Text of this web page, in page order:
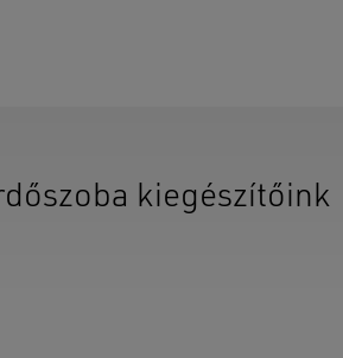
kiegészítőink